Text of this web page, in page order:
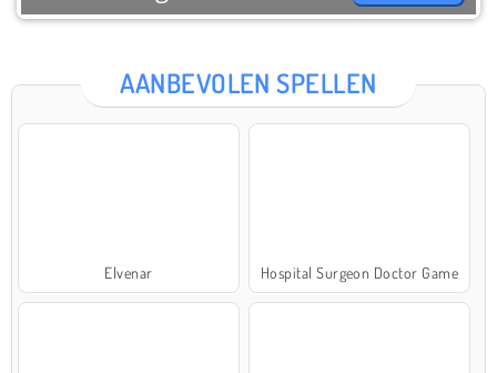
AANBEVOLEN SPELLEN
Elvenar Hospital Surgeon Doctor Game